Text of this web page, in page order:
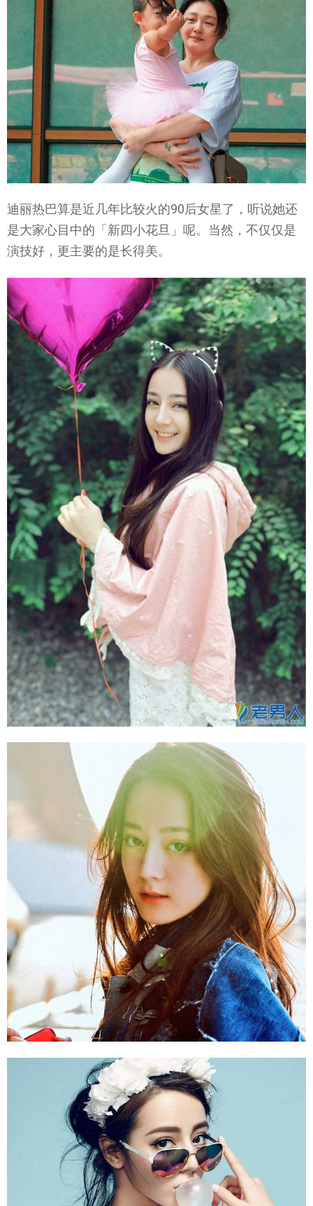
迪丽热巴算是近几年比较火的90后女星了，听说她还
是大家心目中的「新四小花旦」呢。当然，不仅仅是
演技好，更主要的是长得美。